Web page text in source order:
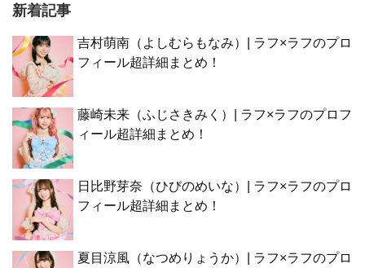
新着記事
吉村萌南（よしむらもなみ）| ラフ×ラフのプロ
フィール超詳細まとめ！
藤崎未来（ふじさきみく）| ラフ×ラフのプロフ
ィール超詳細まとめ！
日比野芽奈（ひびのめいな）| ラフ×ラフのプロ
フィール超詳細まとめ！
夏目涼風（なつめりょうか）| ラフ×ラフのプロ